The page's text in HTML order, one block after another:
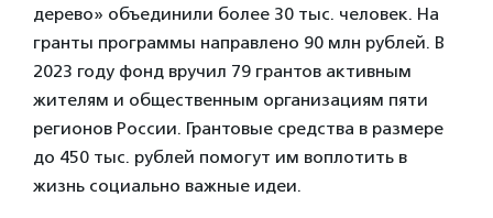
дерево» объединили более 30 тыс. человек. На
гранты программы направлено 90 млн рублей. В
2023 году фонд вручил 79 грантов активным
жителям и общественным организациям пяти
регионов России. Грантовые средства в размере
до 450 тыс. рублей помогут им воплотить в
жизнь социально важные идеи.